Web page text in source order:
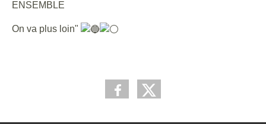
ENSEMBLE
On va plus loin"